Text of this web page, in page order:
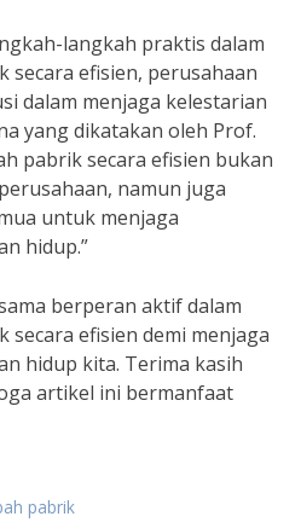
langkah praktis dalam
secara efisien, perusahaan
dalam menjaga kelestarian
yang dikatakan oleh Prof.
pabrik secara efisien bukan
namun juga
untuk menjaga
hidup.”
berperan aktif dalam
secara efisien demi menjaga
hidup kita. Terima kasih
artikel ini bermanfaat
pabrik